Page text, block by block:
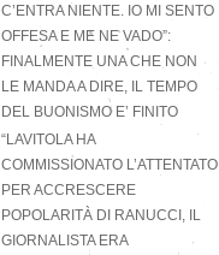
C’ENTRA NIENTE. IO MI SENTO
OFFESA E ME NE VADO”:
FINALMENTE UNA CHE NON
LE MANDA A DIRE, IL TEMPO
DEL BUONISMO E’ FINITO
“LAVITOLA HA
COMMISSIONATO L’ATTENTATO
PER ACCRESCERE
POPOLARITÀ DI RANUCCI, IL
GIORNALISTA ERA